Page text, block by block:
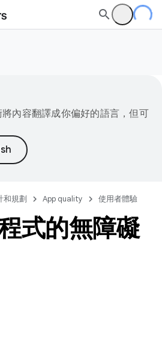
內容翻譯成你偏好的語言，但可
和規劃 App quality 使用者體驗
式的無障礙